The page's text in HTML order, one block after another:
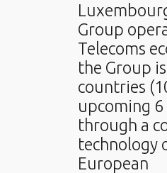
Group
Telecoms
the Group
countries
upcoming 6
through a
technology
European